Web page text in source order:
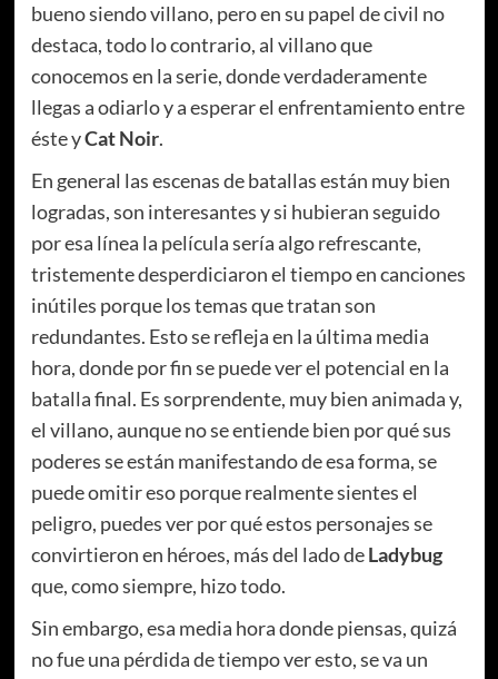
bueno siendo villano, pero en su papel de civil no
destaca, todo lo contrario, al villano que
conocemos en la serie, donde verdaderamente
llegas a odiarlo y a esperar el enfrentamiento entre
éste yCat Noir.
En general las escenas de batallas están muy bien
logradas, son interesantes y si hubieran seguido
por esa línea la película sería algo refrescante,
tristemente desperdiciaron el tiempo en canciones
inútiles porque los temas que tratan son
redundantes. Esto se refleja en la última media
hora, donde por fin se puede ver el potencial en la
batalla final. Es sorprendente, muy bien animada y,
el villano, aunque no se entiende bien por qué sus
poderes se están manifestando de esa forma, se
puede omitir eso porque realmente sientes el
peligro, puedes ver por qué estos personajes se
convirtieron en héroes, más del lado deLadybug
que, como siempre, hizo todo.
Sin embargo, esa media hora donde piensas, quizá
no fue una pérdida de tiempo ver esto, se va un